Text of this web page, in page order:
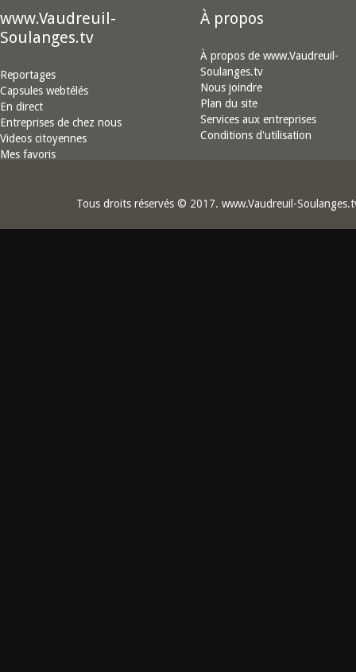
www.Vaudreuil-
Soulanges.tv
Reportages
Capsules webtélés
En direct
Entreprises de chez nous
Videos citoyennes
Mes favoris
À propos
À propos de www.Vaudreuil-
Soulanges.tv
Nous joindre
Plan du site
Services aux entreprises
Conditions d'utilisation
Tous droits réservés © 2017. www.Vaudreuil-